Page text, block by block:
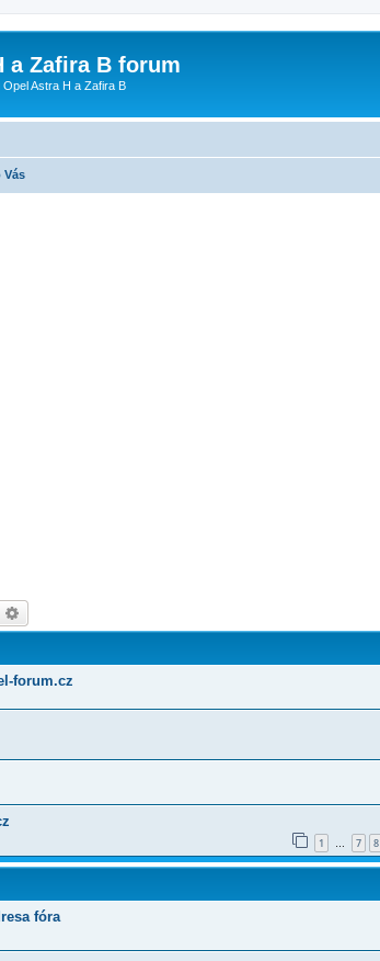
a Zafira B forum
Astra H a Zafira B
Vás
Hledat
forum.cz
1 … 7 8
fóra